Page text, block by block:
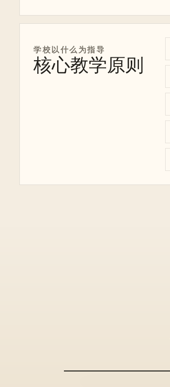
学校以什么为指导
核心教学原则